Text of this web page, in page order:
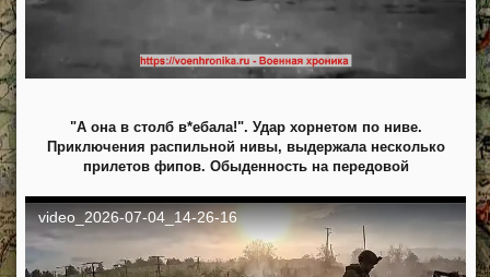
"А она в столб в*ебала!". Удар хорнетом по ниве.
Приключения распильной нивы, выдержала несколько
прилетов фипов. Обыденность на передовой